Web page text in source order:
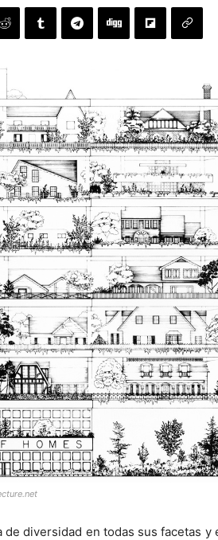
diversidad en todas sus facetas y